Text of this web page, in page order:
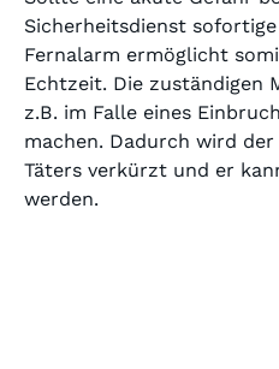
Sicherheitsdienst
Fernalarm ermöglicht
Echtzeit. Die zuständigen
z.B. im Falle eines
machen. Dadurch wird
Täters verkürzt und er
werden.